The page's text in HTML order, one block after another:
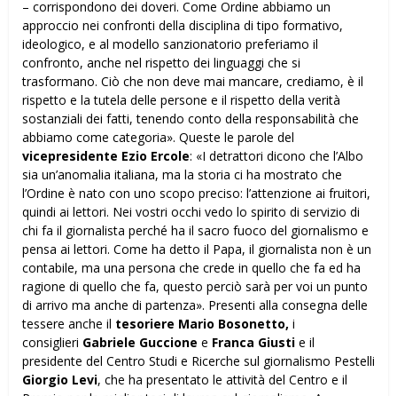
– corrispondono dei doveri. Come Ordine abbiamo un
approccio nei confronti della disciplina di tipo formativo,
ideologico, e al modello sanzionatorio preferiamo il
confronto, anche nel rispetto dei linguaggi che si
trasformano. Ciò che non deve mai mancare, crediamo, è il
rispetto e la tutela delle persone e il rispetto della verità
sostanziali dei fatti, tenendo conto della responsabilità che
abbiamo come categoria». Queste le parole del
vicepresidente Ezio Ercole: «I detrattori dicono che l’Albo
sia un’anomalia italiana, ma la storia ci ha mostrato che
l’Ordine è nato con uno scopo preciso: l’attenzione ai fruitori,
quindi ai lettori. Nei vostri occhi vedo lo spirito di servizio di
chi fa il giornalista perché ha il sacro fuoco del giornalismo e
pensa ai lettori. Come ha detto il Papa, il giornalista non è un
contabile, ma una persona che crede in quello che fa ed ha
ragione di quello che fa, questo perciò sarà per voi un punto
di arrivo ma anche di partenza». Presenti alla consegna delle
tessere anche il tesoriere Mario Bosonetto, i
consiglieri Gabriele Guccione e Franca Giusti e il
presidente del Centro Studi e Ricerche sul giornalismo Pestelli
Giorgio Levi, che ha presentato le attività del Centro e il